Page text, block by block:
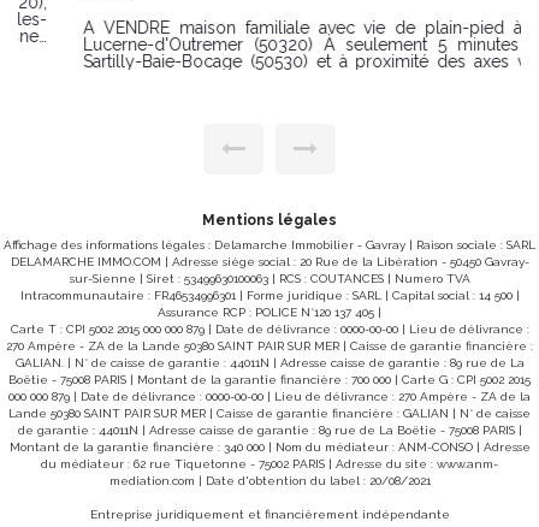
À VENDRE maison familiale avec vie de plain-pied à La
Lucerne-d'Outremer (50320) À seulement 5 minutes de
Sartilly-Baie-Bocage (50530) et à proximité des axes vers
une belle pièce de vie conviviale avec cuisine aménagée
viennent apporter un espace de rangement et de stockage
chambres supplémentaires, un bureau idéal pour le
télétravail, un dégagement, un WC et un débarras. À
l'extérieur, vous bénéficierez d'un terrain offrant de belles
possibilités pour les loisirs, les enfants ou les projets de
jardinage, ainsi qu'un garage en prolongement. - Vie de
plain-pied - 4 chambres + bureau - Garage et dépendance -
Secteur recherché entre campagne et littoral - À 5 minutes
des commerces et services de Sartilly-Baie-Bocage Une
maison idéale pour accueillir votre famille ou concrétiser
votre projet de vie dans un cadre paisible. CLASSE ÉNERGIE
: D(189) - CLASSE CLIMAT : B (7) Montant estimé des
dépenses annuelles d'énergie pour un usage standard
entre 2010€ et 2770€ indexées aux années 2021, 2022 et
2023 (abonnement compris). Les informations sur les
risques auxquels ce bien est exposé sont disponibles sur le
Honoraires à la charge du vendeur ( hors frais d'acte)
Mentions légales
Affichage des informations légales : Delamarche Immobilier - Gavray | Raison sociale : SARL
DELAMARCHE IMMO.COM | Adresse siège social : 20 Rue de la Libération - 50450 Gavray-
sur-Sienne | Siret : 53499630100063 | RCS : COUTANCES | Numero TVA
Intracommunautaire : FR46534996301 | Forme juridique : SARL | Capital social : 14 500 |
Assurance RCP : POLICE N°120 137 405 |
Carte T : CPI 5002 2015 000 000 879 | Date de délivrance : 0000-00-00 | Lieu de délivrance :
270 Ampère - ZA de la Lande 50380 SAINT PAIR SUR MER | Caisse de garantie financière :
GALIAN. | N° de caisse de garantie : 44011N | Adresse caisse de garantie : 89 rue de La
Boëtie - 75008 PARIS | Montant de la garantie financière : 700 000 | Carte G : CPI 5002 2015
000 000 879 | Date de délivrance : 0000-00-00 | Lieu de délivrance : 270 Ampère - ZA de la
Lande 50380 SAINT PAIR SUR MER | Caisse de garantie financière : GALIAN | N° de caisse
de garantie : 44011N | Adresse caisse de garantie : 89 rue de La Boëtie - 75008 PARIS |
Montant de la garantie financière : 340 000 | Nom du médiateur : ANM-CONSO | Adresse
du médiateur : 62 rue Tiquetonne - 75002 PARIS | Adresse du site : www.anm-
mediation.com | Date d'obtention du label : 20/08/2021
Entreprise juridiquement et financièrement indépendante